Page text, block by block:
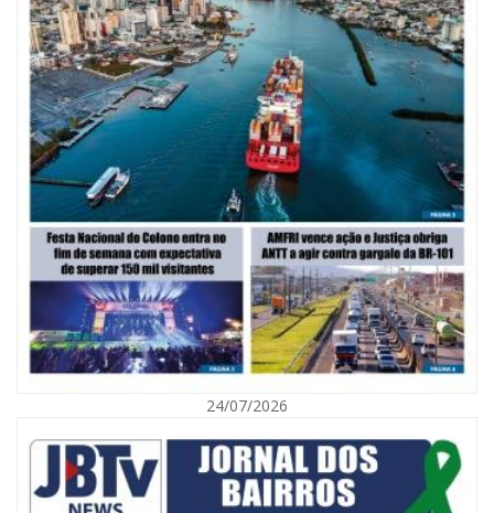
07/08/2026 | 07:00
Nem toda violência deixa marcas: conheça os sinais de alerta da
BALNEÁRIO CAMBORIÚ
24/07/2026